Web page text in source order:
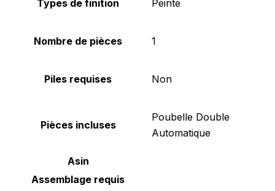
Types de finition ‎Peinte
Nombre de pièces ‎1
Piles requises ‎Non
Pièces incluses
‎Poubelle Double
Automatique
Asin
Assemblage requis